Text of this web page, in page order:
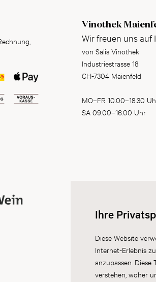
Ihre
Diese Website
Internet-Erlebnis
anzupassen. Diese
verstehen, woher
Vinothek
Wir freuen uns auf
von Salis Vinothek
Industriestrasse 18
CH-7304 Maienfeld
MO–FR 10.00–18.30
SA 09.00–16.00 Uhr